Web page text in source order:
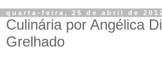
quarta-feira, 25 de abril de
Culinária por Angélica
Grelhado